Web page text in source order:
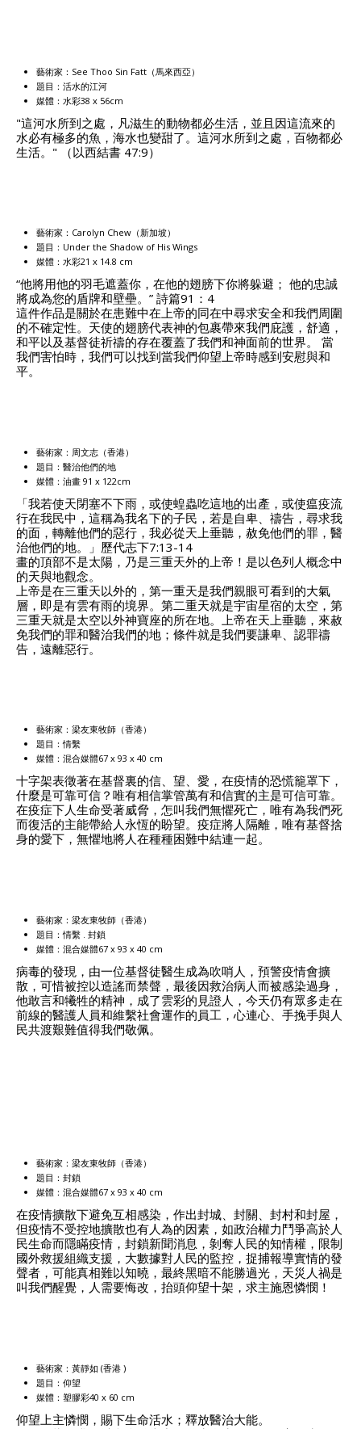
藝術家：See Thoo Sin Fatt（馬來西亞）
題目：活水的江河
媒體：水彩38 x 56cm
"這河水所到之處，凡滋生的動物都必生活，並且因這流來的
水必有極多的魚，海水也變甜了。這河水所到之處，百物都必
生活。" （以西結書 47:9）
藝術家：Carolyn Chew（新加坡）
題目：Under the Shadow of His Wings
媒體：水彩21 x 14.8 cm
“他將用他的羽毛遮蓋你，在他的翅膀下你將躲避； 他的忠誠
將成為您的盾牌和壁壘。” 詩篇91：4
這件作品是關於在患難中在上帝的同在中尋求安全和我們周圍
的不確定性。天使的翅膀代表神的包裹帶來我們庇護，舒適，
和平以及基督徒祈禱的存在覆蓋了我們和神面前的世界。 當
我們害怕時，我們可以找到當我們仰望上帝時感到安慰與和
平。
藝術家：周文志（香港）
題目：醫治他們的地
媒體：油畫 91 x 122cm
「我若使天閉塞不下雨，或使蝗蟲吃這地的出產，或使瘟疫流
行在我民中，這稱為我名下的子民，若是自卑、禱告，尋求我
的面，轉離他們的惡行，我必從天上垂聽，赦免他們的罪，醫
治他們的地。」歷代志下7:13-14
畫的頂部不是太陽，乃是三重天外的上帝！是以色列人概念中
的天與地觀念。
上帝是在三重天以外的，第一重天是我們親眼可看到的大氣
層，即是有雲有雨的境界。第二重天就是宇宙星宿的太空，第
三重天就是太空以外神寶座的所在地。上帝在天上垂聽，來赦
免我們的罪和醫治我們的地；條件就是我們要謙卑、認罪禱
告，遠離惡行。
藝術家：梁友東牧師（香港）
題目：情繫
媒體：混合媒體67 x 93 x 40 cm
十字架表徵著在基督裏的信、望、愛，在疫情的恐慌籠罩下，
什麼是可靠可信？唯有相信掌管萬有和信實的主是可信可靠。
在疫症下人生命受著威脅，怎叫我們無懼死亡，唯有為我們死
而復活的主能帶給人永恆的盼望。疫症將人隔離，唯有基督捨
身的愛下，無懼地將人在種種困難中結連一起。
藝術家：梁友東牧師（香港）
題目：情繫 . 封鎖
媒體：混合媒體67 x 93 x 40 cm
病毒的發現，由一位基督徒醫生成為吹哨人，預警疫情會擴
散，可惜被控以造謠而禁聲，最後因救治病人而被感染過身，
他敢言和犧牲的精神，成了雲彩的見證人，今天仍有眾多走在
前線的醫護人員和維繫社會運作的員工，心連心、手挽手與人
民共渡艱難值得我們敬佩。
藝術家：梁友東牧師（香港）
題目：封鎖
媒體：混合媒體67 x 93 x 40 cm
在疫情擴散下避免互相感染，作出封城、封關、封村和封屋，
但疫情不受控地擴散也有人為的因素，如政治權力鬥爭高於人
民生命而隱瞞疫情，封鎖新聞消息，剝奪人民的知情權，限制
國外救援組織支援，大數據對人民的監控，捉捕報導實情的發
聲者，可能真相難以知曉，最終黑暗不能勝過光，天災人禍是
叫我們醒覺，人需要悔改，抬頭仰望十架，求主施恩憐憫！
藝術家：黃靜如 (香港 )
題目：仰望
媒體：塑膠彩40 x 60 cm
仰望上主憐憫，賜下生命活水；釋放醫治大能。